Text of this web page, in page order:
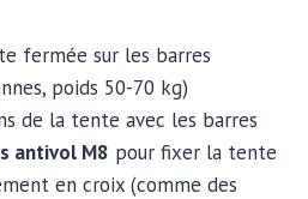
fermée sur les barres
poids 50-70 kg)
de la tente avec les barres
antivol M8 pour fixer la tente
en croix (comme des